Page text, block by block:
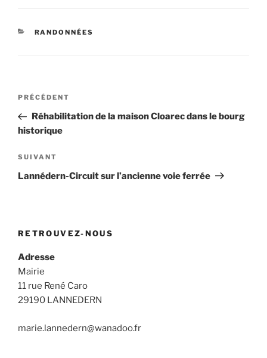
CATÉGORIES
RANDONNÉES
Navigation
l’article
Article
précédent
PRÉCÉDENT
Réhabilitation de la maison Cloarec dans le bourg
historique
Article
suivant
SUIVANT
Lannédern-Circuit sur l’ancienne voie ferrée
RETROUVEZ-NOUS
Adresse
Mairie
11 rue René Caro
29190 LANNEDERN
marie.lannedern@wanadoo.fr